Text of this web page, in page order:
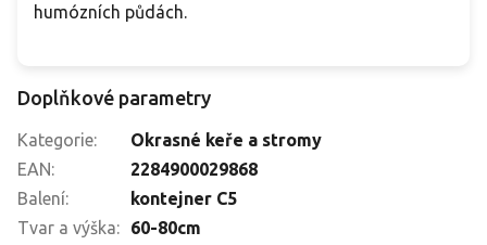
humózních půdách.
Doplňkové parametry
Kategorie:
Okrasné keře a stromy
EAN:
2284900029868
Balení:
kontejner C5
Tvar a výška:
60-80cm